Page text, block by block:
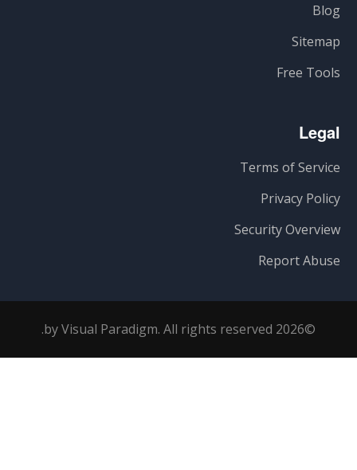
Blog
Sitemap
Free Tools
Legal
Terms of Service
Privacy Policy
Security Overview
Report Abuse
©2026 by Visual Paradigm. All rights reserved.